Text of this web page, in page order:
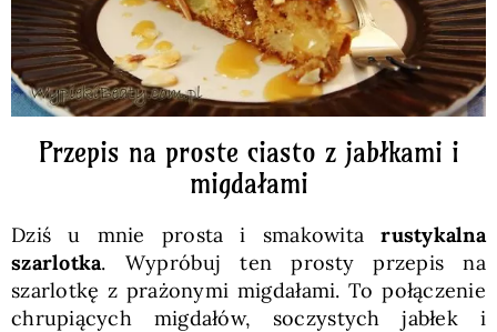
Posiłki
Zdrowo i fit
Kuchnie świata
SKLEP
Polski
Przepis na proste ciasto z jabłkami i
migdałami
Dziś u mnie prosta i smakowitarustykalna
szarlotka. Wypróbuj ten prosty przepis na
szarlotkę z prażonymi migdałami. To połączenie
chrupiących migdałów, soczystych jabłek i